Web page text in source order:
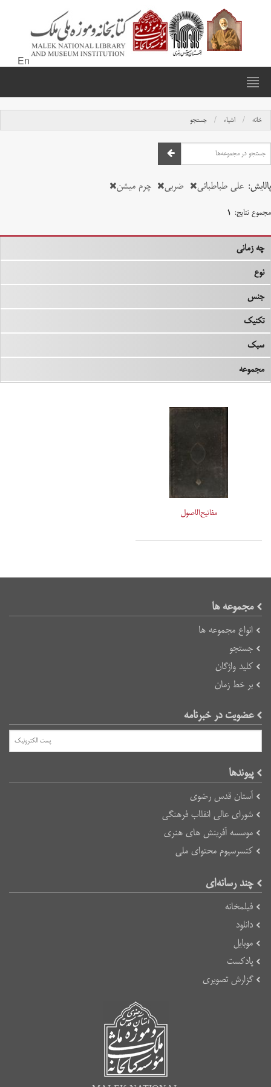
En
خانه اشیاء جستجو
پالایش: علی طباطبائی ضربی چرم میشن
مجموع نتایج: ۱
چه زمانی
نوع
جنس
تکنیک
سبک
مجموعه
مفاتیح‌الاصول
مجموعه ها
انواع مجموعه ها
جستجو
کلید واژگان
بر خط زمان
عضویت در خبرنامه
پیوند‌ها
آستان قدس رضوی
شورای عالی انقلاب فرهنگی
موسسه آفرینش های هنری
کنسرسیوم محتوای ملی
چند رسانه‌ای
فیلمخانه
دانلود
موبایل
پادکست
گزارش تصویری